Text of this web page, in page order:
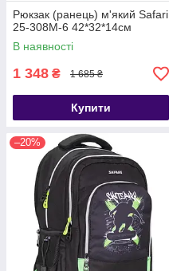
Рюкзак (ранець) м'який Safari
25-308M-6 42*32*14см
В наявності
1 348 ₴ 1 685 ₴
Купити
–20%